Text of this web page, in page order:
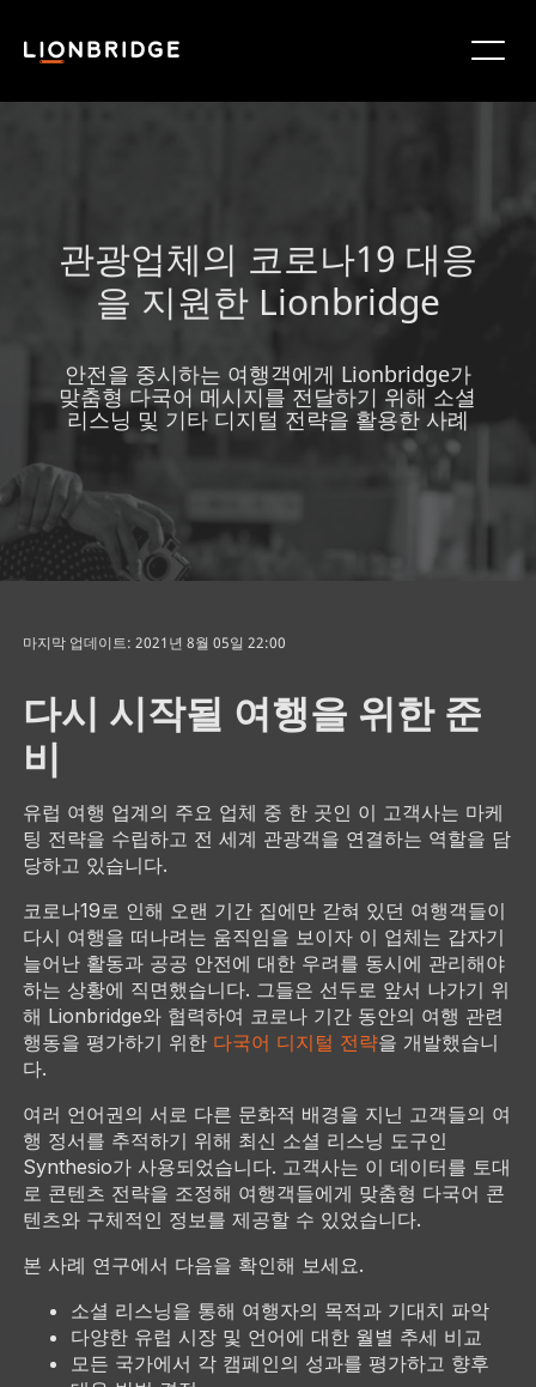
관광업체의 코로나19 대응
을 지원한 Lionbridge
안전을 중시하는 여행객에게 Lionbridge가
맞춤형 다국어 메시지를 전달하기 위해 소셜
리스닝 및 기타 디지털 전략을 활용한 사례
마지막 업데이트: 2021년 8월 05일 22:00
다시 시작될 여행을 위한 준
비
유럽 여행 업계의 주요 업체 중 한 곳인 이 고객사는 마케
팅 전략을 수립하고 전 세계 관광객을 연결하는 역할을 담
당하고 있습니다.
코로나19로 인해 오랜 기간 집에만 갇혀 있던 여행객들이
다시 여행을 떠나려는 움직임을 보이자 이 업체는 갑자기
늘어난 활동과 공공 안전에 대한 우려를 동시에 관리해야
하는 상황에 직면했습니다. 그들은 선두로 앞서 나가기 위
해 Lionbridge와 협력하여 코로나 기간 동안의 여행 관련
행동을 평가하기 위한 다국어 디지털 전략을 개발했습니
다.
여러 언어권의 서로 다른 문화적 배경을 지닌 고객들의 여
행 정서를 추적하기 위해 최신 소셜 리스닝 도구인
Synthesio가 사용되었습니다. 고객사는 이 데이터를 토대
로 콘텐츠 전략을 조정해 여행객들에게 맞춤형 다국어 콘
텐츠와 구체적인 정보를 제공할 수 있었습니다.
본 사례 연구에서 다음을 확인해 보세요.
소셜 리스닝을 통해 여행자의 목적과 기대치 파악
다양한 유럽 시장 및 언어에 대한 월별 추세 비교
모든 국가에서 각 캠페인의 성과를 평가하고 향후